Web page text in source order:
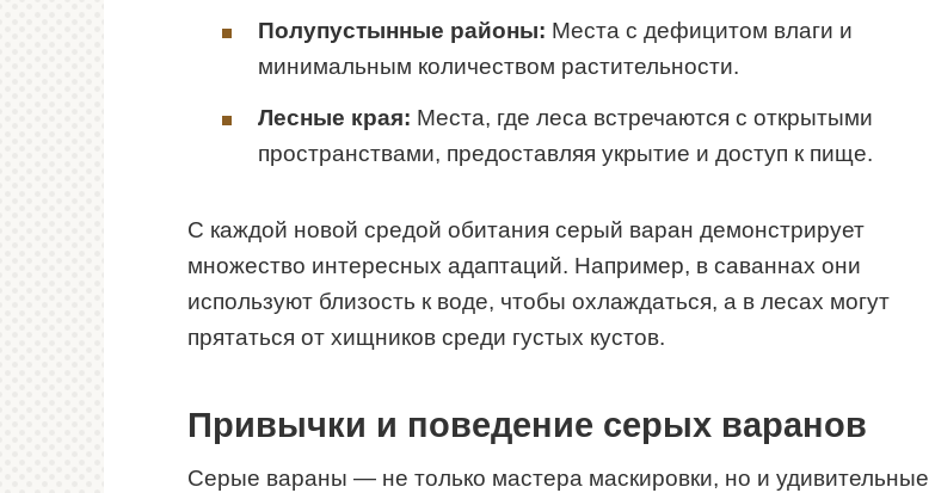
Полупустынные районы: Места с дефицитом влаги и
минимальным количеством растительности.
Лесные края: Места, где леса встречаются с открытыми
пространствами, предоставляя укрытие и доступ к пище.
С каждой новой средой обитания серый варан демонстрирует
множество интересных адаптаций. Например, в саваннах они
используют близость к воде, чтобы охлаждаться, а в лесах могут
прятаться от хищников среди густых кустов.
Привычки и поведение серых варанов
Серые вараны — не только мастера маскировки, но и удивительные